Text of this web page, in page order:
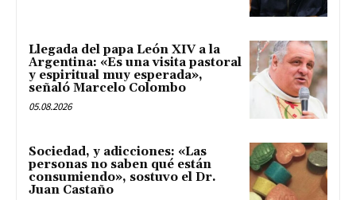
Llegada del papa León XIV a la
Argentina: «Es una visita pastoral
y espiritual muy esperada»,
señaló Marcelo Colombo
05.08.2026
Sociedad, y adicciones: «Las
personas no saben qué están
consumiendo», sostuvo el Dr.
Juan Castaño